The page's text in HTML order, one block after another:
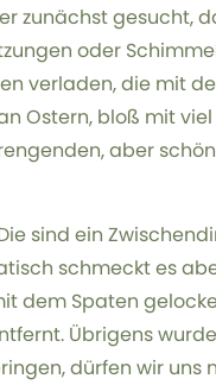
zunächst gesucht,
oder
verladen, die mit
Ostern, bloß mit
aber
sind ein
schmeckt es
dem Spaten
Übrigens
dürfen wir uns